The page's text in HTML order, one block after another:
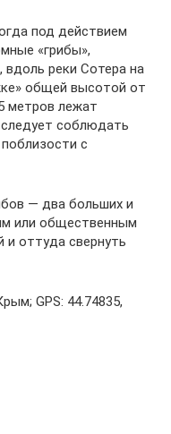
под действием
«грибы»,
вдоль реки Сотера на
общей высотой от
метров лежат
соблюдать
с
— два больших и
или общественным
и оттуда свернуть
GPS: 44.74835,